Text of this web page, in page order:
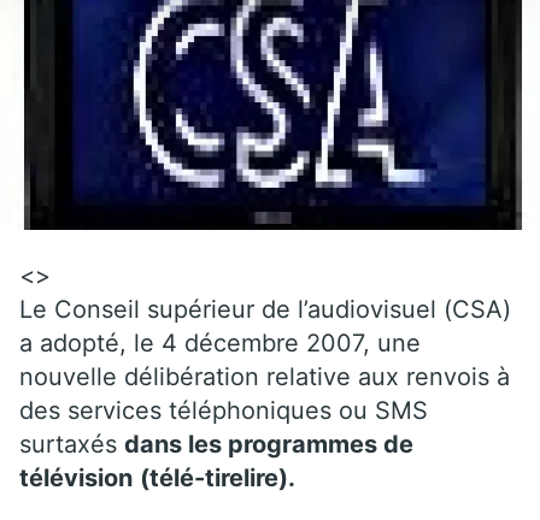
<>
Le Conseil supérieur de l’audiovisuel (CSA)
a adopté, le 4 décembre 2007, une
nouvelle délibération relative aux renvois à
des services téléphoniques ou SMS
surtaxés dans les programmes de
télévision (télé-tirelire).